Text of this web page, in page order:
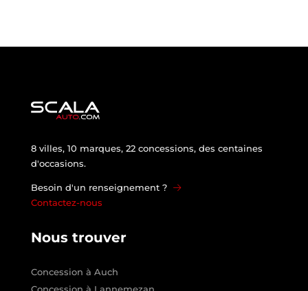
8 villes, 10 marques, 22 concessions, des centaines
d'occasions.
Besoin d'un renseignement ?
Contactez-nous
Nous trouver
Concession à Auch